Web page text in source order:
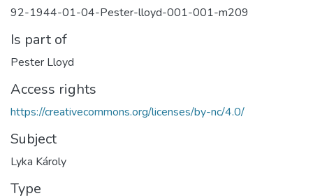
92-1944-01-04-Pester-lloyd-001-001-m209
Is part of
Pester Lloyd
Access rights
https://creativecommons.org/licenses/by-nc/4.0/
Subject
Lyka Károly
Type